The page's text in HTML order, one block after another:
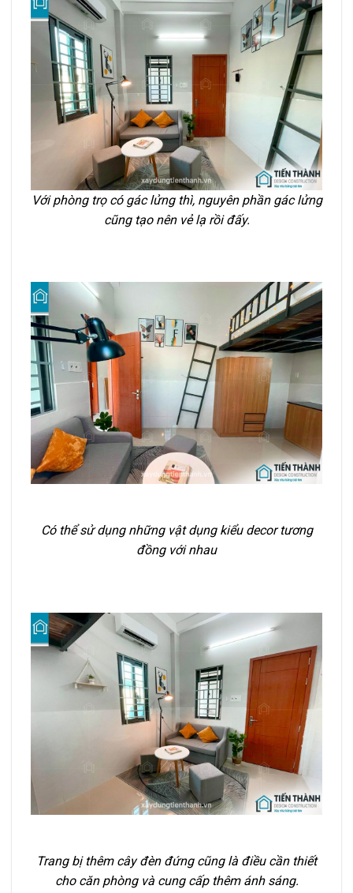
Với phòng trọ có gác lửng thì, nguyên phần gác lửng
cũng tạo nên vẻ lạ rồi đấy.
Có thể sử dụng những vật dụng kiểu decor tương
đồng với nhau
Trang bị thêm cây đèn đứng cũng là điều cần thiết
cho căn phòng và cung cấp thêm ánh sáng.